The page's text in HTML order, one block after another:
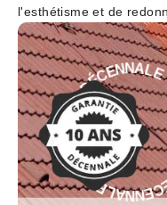
l'esthétisme et de
G
A
R
A
N
T
I
E
D
É
C
E
NNALE -
A
L
E
-